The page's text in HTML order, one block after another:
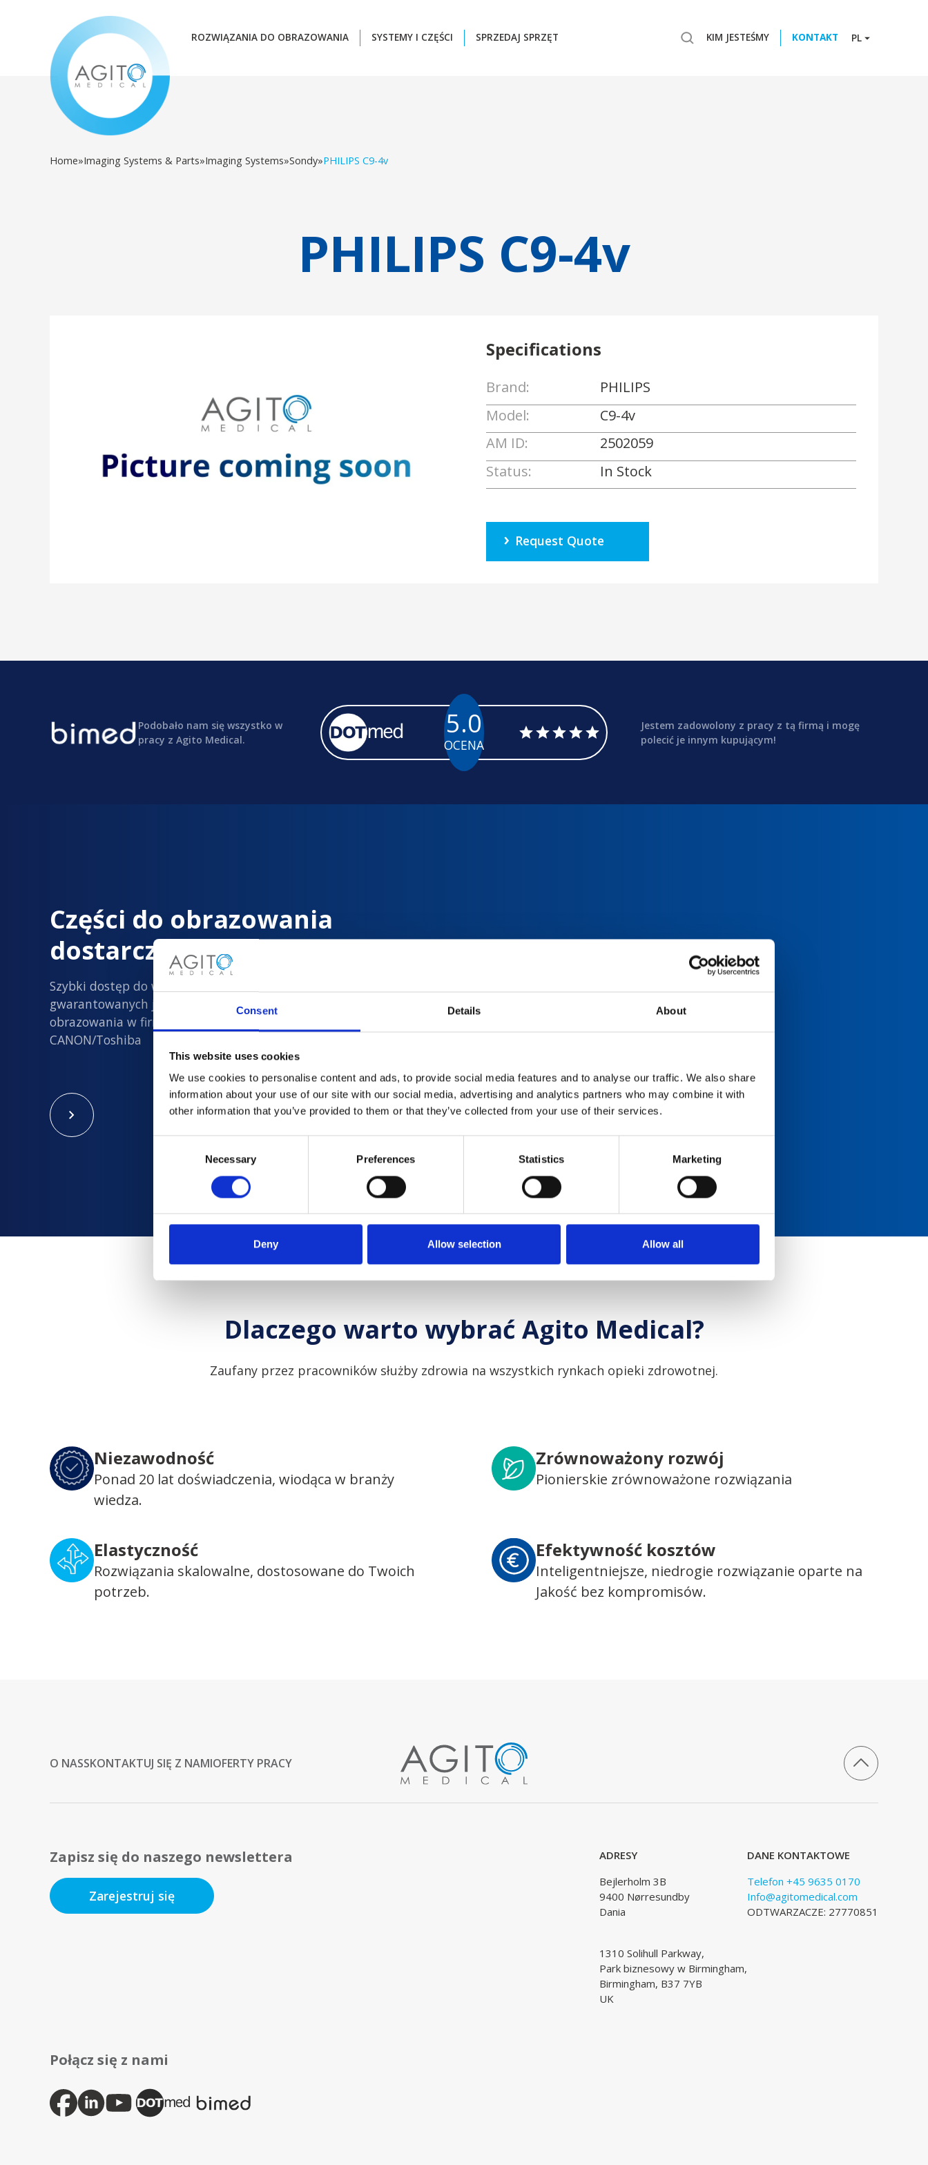
Consent Details About
This website uses cookies
We use cookies to personalise content and ads, to provide social media features and to analyse our traffic. We also share
information about your use of our site with our social media, advertising and analytics partners who may combine it with
other information that you’ve provided to them or that they’ve collected from your use of their services.
Necessary Preferences Statistics Marketing
Deny Allow selection Allow all
ROZWIĄZANIA DO OBRAZOWANIA SYSTEMY I CZĘŚCI SPRZEDAJ SPRZĘT KIM JESTEŚMY KONTAKT PL
Home»Imaging Systems & Parts»Imaging Systems»Sondy»PHILIPS C9-4v
PHILIPS C9-4v
Specifications
Brand:
PHILIPS
Model:
C9-4v
AM ID:
2502059
Status:
In Stock
Request Quote
Podobało nam się wszystko w
pracy z Agito Medical.
5.0
OCENA
Jestem zadowolony z pracy z tą firmą i mogę
polecić je innym kupującym!
Części do obrazowania
dostarczane z dużą prędkością
Szybki dostęp do wszystkich nowych i
gwarantowanych jakości używanych części do
obrazowania w firmach Philips, Siemens, GE i
CANON/Toshiba
Dlaczego warto wybrać Agito Medical?
Zaufany przez pracowników służby zdrowia na wszystkich rynkach opieki zdrowotnej.
Niezawodność
Ponad 20 lat doświadczenia, wiodąca w branży
wiedza.
Zrównoważony rozwój
Pionierskie zrównoważone rozwiązania
Elastyczność
Rozwiązania skalowalne, dostosowane do Twoich
potrzeb.
Efektywność kosztów
Inteligentniejsze, niedrogie rozwiązanie oparte na
Jakość bez kompromisów.
O NASSKONTAKTUJ SIĘ Z NAMIOFERTY PRACY
Zapisz się do naszego newslettera
Zarejestruj się
ADRESY
Bejlerholm 3B
9400 Nørresundby
Dania
1310 Solihull Parkway,
Park biznesowy w Birmingham,
Birmingham, B37 7YB
UK
DANE KONTAKTOWE
Telefon +45 9635 0170
Info@agitomedical.com
ODTWARZACZE: 27770851
Połącz się z nami